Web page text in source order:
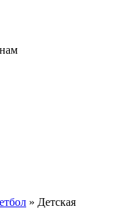
» Детская